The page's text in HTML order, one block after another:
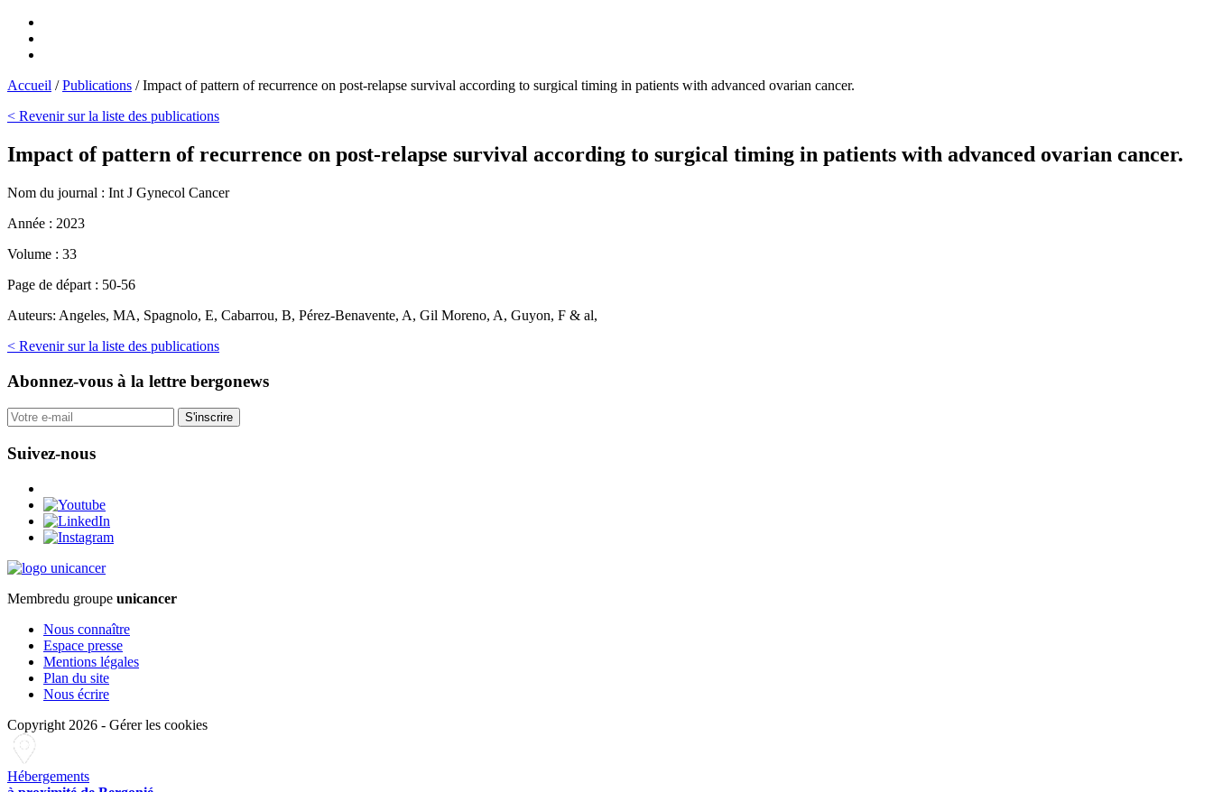
Accueil /Publications /Impact of pattern of recurrence on post-relapse survival according to surgical timing in patients with advanced ovarian cancer.
< Revenir sur la liste des publications
Impact of pattern of recurrence on post-relapse survival according to surgical timing in patients with advanced ovarian cancer.
Nom du journal : Int J Gynecol Cancer
Année : 2023
Volume : 33
Page de départ : 50-56
Auteurs: Angeles, MA, Spagnolo, E, Cabarrou, B, Pérez-Benavente, A, Gil Moreno, A, Guyon, F & al,
< Revenir sur la liste des publications
Abonnez-vous à la lettre bergonews
S'inscrire
Suivez-nous
Membredu groupe unicancer
Nous connaître
Espace presse
Mentions légales
Plan du site
Nous écrire
Copyright 2026 - Gérer les cookies
Hébergements